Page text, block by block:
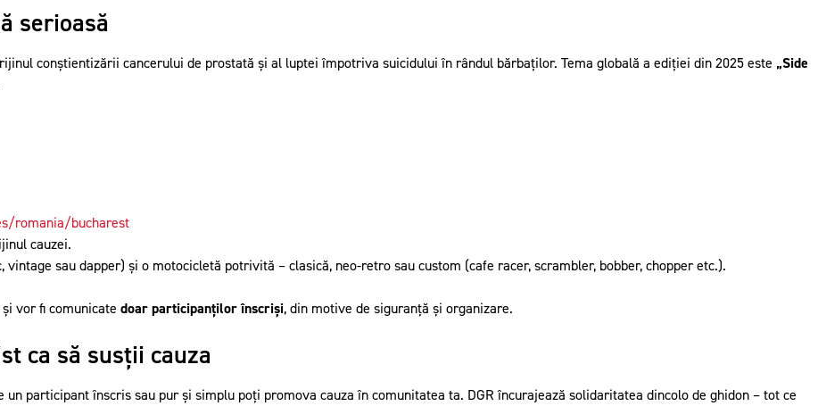
serioasă
conștientizării cancerului de prostată și al luptei împotriva suicidului în rândul bărbaților. Tema globală a ediției din 2025 este „Side
romania/bucharest
cauzei.
vintage sau dapper) și o motocicletă potrivită – clasică, neo-retro sau custom (cafe racer, scrambler, bobber, chopper etc.).
vor fi comunicatedoar participanților înscriși, din motive de siguranță și organizare.
ca să susții cauza
participant înscris sau pur și simplu poți promova cauza în comunitatea ta. DGR încurajează solidaritatea dincolo de ghidon – tot ce